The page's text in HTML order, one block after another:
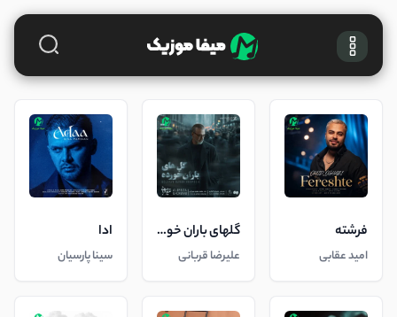
فرشته
امید عقابی
گلهای باران خورده
علیرضا قربانی
ادا
سینا پارسیان